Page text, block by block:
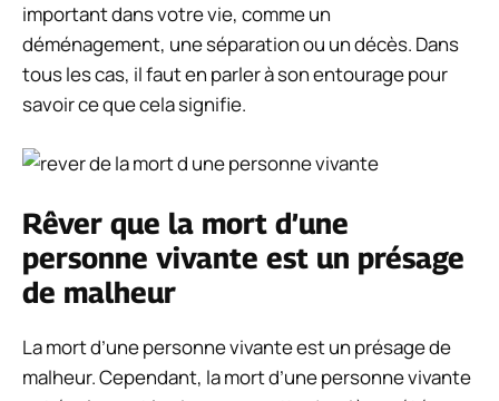
important dans votre vie, comme un
déménagement, une séparation ou un décès. Dans
tous les cas, il faut en parler à son entourage pour
savoir ce que cela signifie.
Rêver que la mort d’une
personne vivante est un présage
de malheur
La mort d’une personne vivante est un présage de
malheur. Cependant, la mort d’une personne vivante